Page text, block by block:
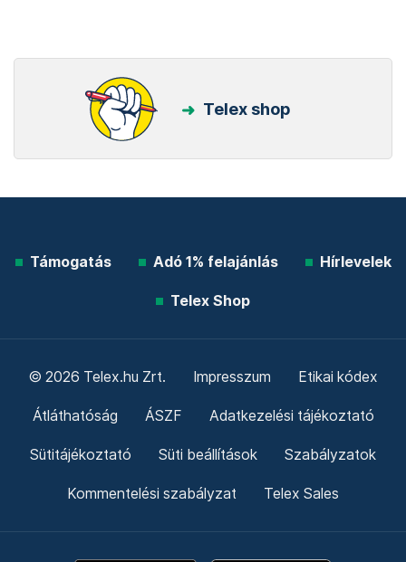
Telex shop
Támogatás Adó 1% felajánlás Hírlevelek
Telex Shop
© 2026 Telex.hu Zrt. Impresszum Etikai kódex
Átláthatóság ÁSZF Adatkezelési tájékoztató
Sütitájékoztató Süti beállítások Szabályzatok
Kommentelési szabályzat Telex Sales